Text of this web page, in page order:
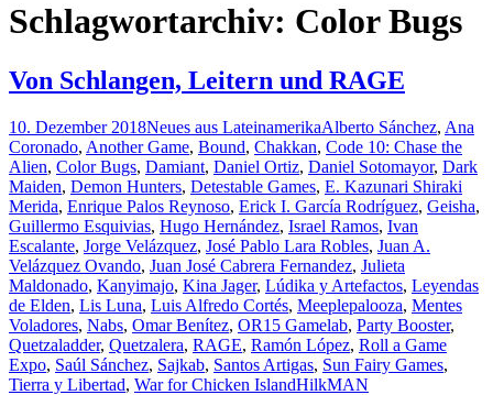
Schlagwortarchiv: Color Bugs
Von Schlangen, Leitern und RAGE
10. Dezember 2018Neues aus LateinamerikaAlberto Sánchez, Ana
Coronado, Another Game, Bound, Chakkan, Code 10: Chase the
Alien, Color Bugs, Damiant, Daniel Ortiz, Daniel Sotomayor, Dark
Maiden, Demon Hunters, Detestable Games, E. Kazunari Shiraki
Merida, Enrique Palos Reynoso, Erick I. García Rodríguez, Geisha,
Guillermo Esquivias, Hugo Hernández, Israel Ramos, Ivan
Escalante, Jorge Velázquez, José Pablo Lara Robles, Juan A.
Velázquez Ovando, Juan José Cabrera Fernandez, Julieta
Maldonado, Kanyimajo, Kina Jager, Lúdika y Artefactos, Leyendas
de Elden, Lis Luna, Luis Alfredo Cortés, Meeplepalooza, Mentes
Voladores, Nabs, Omar Benítez, OR15 Gamelab, Party Booster,
Quetzaladder, Quetzalera, RAGE, Ramón López, Roll a Game
Expo, Saúl Sánchez, Sajkab, Santos Artigas, Sun Fairy Games,
Tierra y Libertad, War for Chicken IslandHilkMAN